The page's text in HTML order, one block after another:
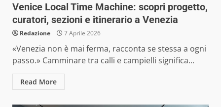
Venice Local Time Machine: scopri progetto,
curatori, sezioni e itinerario a Venezia
Redazione 7 Aprile 2026
«Venezia non è mai ferma, racconta se stessa a ogni
passo.» Camminare tra calli e campielli significa...
Read More